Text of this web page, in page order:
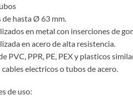
hasta Ø 63 mm.
en metal con inserciones de
en acero de alta resistencia.
PVC, PPR, PE, PEX y plasticos
electricos o tubos de acero.
de uso: